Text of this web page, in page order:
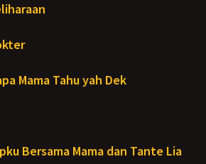
Mama Tahu yah Dek
Bersama Mama dan Tante Lia